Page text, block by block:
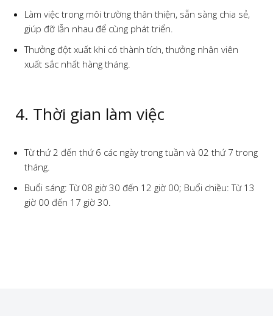
Làm việc trong môi trường thân thiện, sẵn sàng chia sẻ,
giúp đỡ lẫn nhau để cùng phát triển.
Thưởng đột xuất khi có thành tích, thưởng nhân viên
xuất sắc nhất hàng tháng.
4. Thời gian làm việc
Từ thứ 2 đến thứ 6 các ngày trong tuần và 02 thứ 7 trong
tháng.
Buổi sáng: Từ 08 giờ 30 đến 12 giờ 00; Buổi chiều: Từ 13
giờ 00 đến 17 giờ 30.